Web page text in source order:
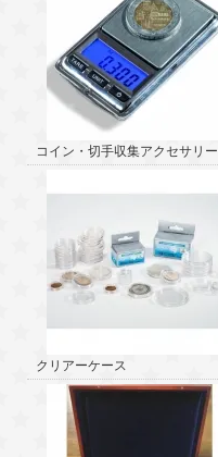
コイン・切手収集アクセサリー
クリアーケース